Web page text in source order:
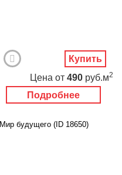
Подробнее
Цена от 490 руб.м2
Купить
Мир будущего (ID 18650)